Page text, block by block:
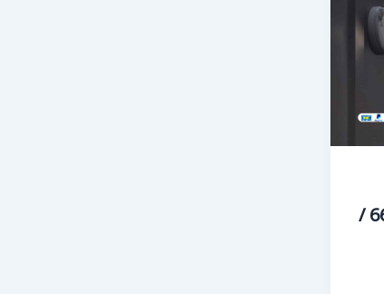
رقم فني كاميرات الضجيج / 66428585 /